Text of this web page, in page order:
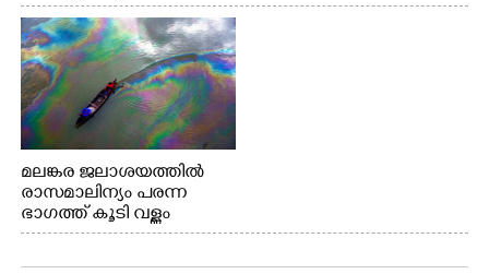
മലങ്കര ജലാശയത്തിൽ
രാസമാലിന്യം പരന്ന
ഭാഗത്ത് കൂടി വള്ളം
തുഴഞ്ഞു പോകുന്ന